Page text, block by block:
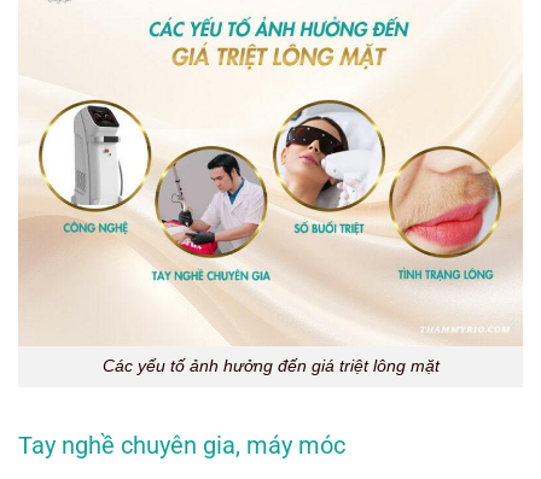
Các yếu tố ảnh hưởng đến giá triệt lông mặt
Tay nghề chuyên gia, máy móc